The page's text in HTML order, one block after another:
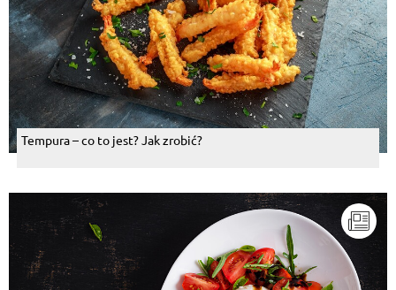
Tempura – co to jest? Jak zrobić?